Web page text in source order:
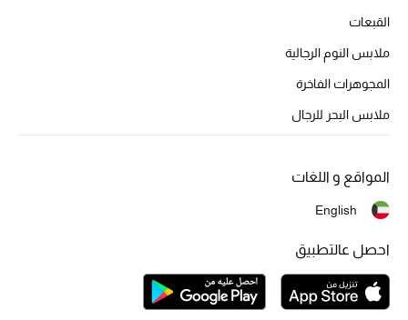
القبعات
ملابس النوم الرجالية
المجوهرات الفاخرة
ملابس البحر للرجال
المواقع و اللغات
English
احصل عالتطبيق